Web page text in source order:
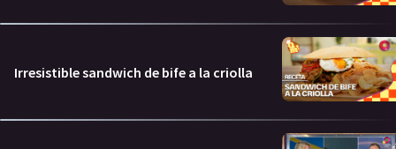
Irresistible sandwich de bife a la criolla